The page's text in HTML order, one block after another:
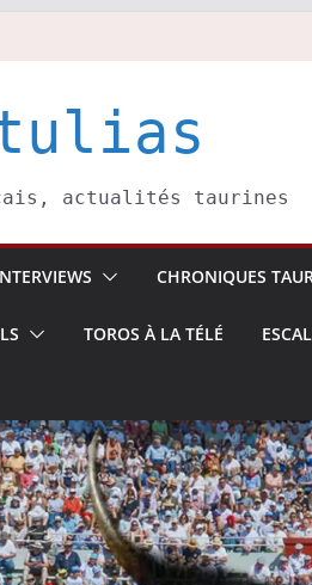
actualités taurines
CHRONIQUES
TOROS À LA TÉLÉ